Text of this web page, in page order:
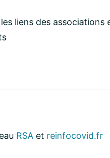
liens des associations
RSA et reinfocovid.fr